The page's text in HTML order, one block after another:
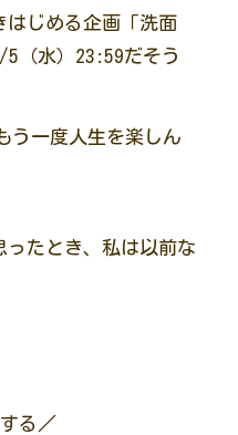
はじめる企画「洗面
（水）23:59だそう
う一度人生を楽しん
ったとき、私は以前な
る／